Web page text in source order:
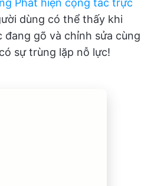
Phát hiện cộng tác trực
dùng có thể thấy khi
đang gõ và chỉnh sửa cùng
sự trùng lặp nỗ lực!